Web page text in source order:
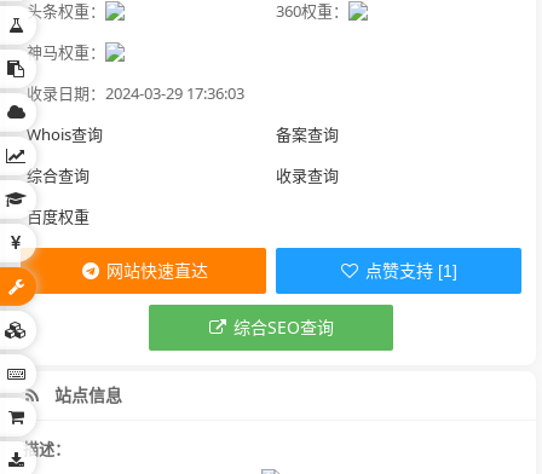
头条权重：
360权重：
神马权重：
收录日期：2024-03-29 17:36:03
Whois查询
备案查询
综合查询
收录查询
百度权重
网站快速直达 点赞支持 [1]
综合SEO查询
站点信息
描述：